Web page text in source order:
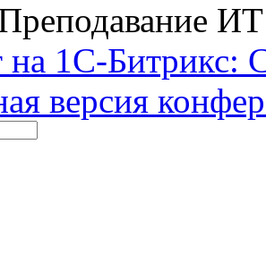
на 1С-Битрикс:
версия